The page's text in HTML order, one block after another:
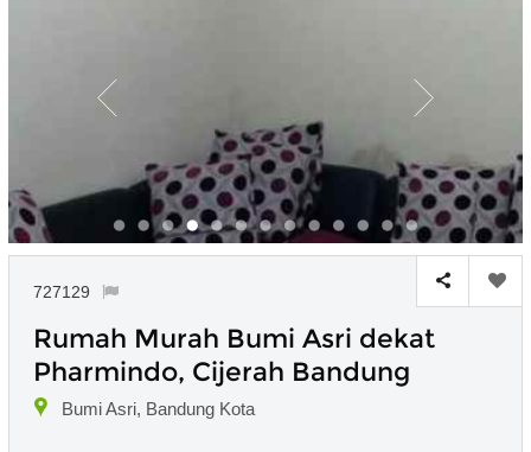
727129
Rumah Murah Bumi Asri dekat
Pharmindo, Cijerah Bandung
Bumi Asri, Bandung Kota
pada kotak-